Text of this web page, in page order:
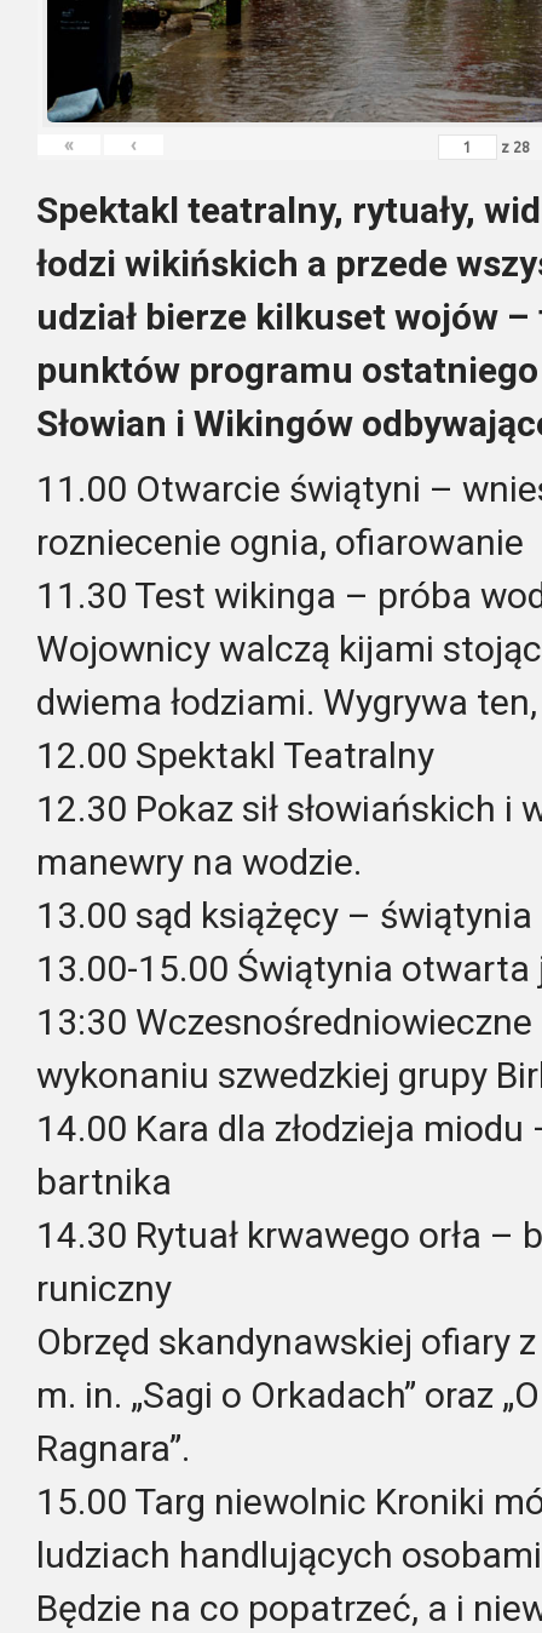
« ‹ z 28
Spektakl teatralny, rytuały,
łodzi wikińskich a przede
udział bierze kilkuset wojów
punktów programu
Słowian i Wikingów
11.00 Otwarcie świątyni –
rozniecenie ognia, ofiarowanie
11.30 Test wikinga – próba
Wojownicy walczą kijami
dwiema łodziami. Wygrywa
12.00 Spektakl Teatralny
12.30 Pokaz sił słowiańskich
manewry na wodzie.
13.00 sąd książęcy –
13.00-15.00 Świątynia
13:30
wykonaniu szwedzkiej grupy
14.00 Kara dla złodzieja
bartnika
14.30 Rytuał krwawego orła –
runiczny
Obrzęd skandynawskiej ofiary
m. in. „Sagi o Orkadach” oraz
Ragnara”.
15.00 Targ niewolnic Kroniki
ludziach handlujących
Będzie na co popatrzeć, a i